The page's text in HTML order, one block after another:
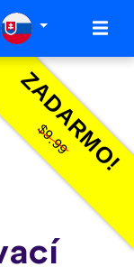
ZADARMO!
$9.99